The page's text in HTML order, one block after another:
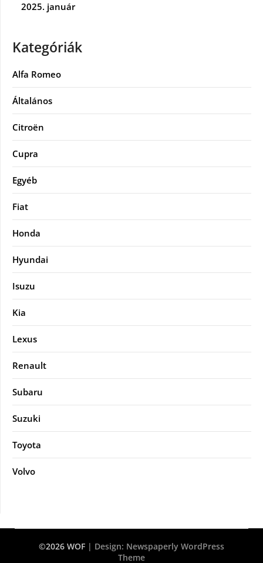
2025. január
Kategóriák
Alfa Romeo
Általános
Citroën
Cupra
Egyéb
Fiat
Honda
Hyundai
Isuzu
Kia
Lexus
Renault
Subaru
Suzuki
Toyota
Volvo
©2026 WOF | Design: Newspaperly WordPress
Theme